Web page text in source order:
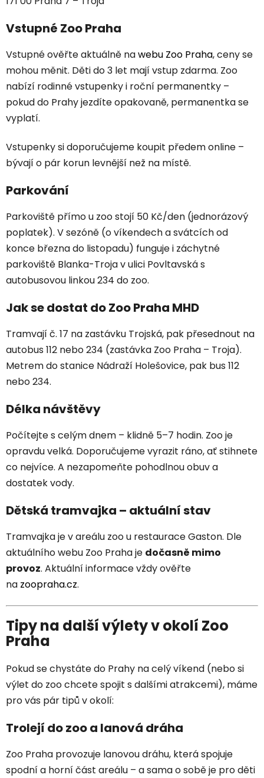
Vstupné Zoo Praha
Vstupné ověřte aktuálně nawebu Zoo Praha, ceny se
mohou měnit. Děti do 3 let mají vstup zdarma. Zoo
nabízí rodinné vstupenky i roční permanentky –
pokud do Prahy jezdíte opakovaně, permanentka se
vyplatí.
Vstupenky si doporučujeme koupit předem online –
bývají o pár korun levnější než na místě.
Parkování
Parkoviště přímo u zoo stojí 50 Kč/den (jednorázový
poplatek). V sezóně (o víkendech a svátcích od
konce března do listopadu) funguje i záchytné
parkoviště Blanka-Troja v ulici Povltavská s
autobusovou linkou 234 do zoo.
Jak se dostat do Zoo Praha MHD
Tramvají č. 17 na zastávku Trojská, pak přesednout na
autobus 112 nebo 234 (zastávka Zoo Praha – Troja).
Metrem do stanice Nádraží Holešovice, pak bus 112
nebo 234.
Délka návštěvy
Počítejte s celým dnem – klidně 5–7 hodin. Zoo je
opravdu velká. Doporučujeme vyrazit ráno, ať stihnete
co nejvíce. A nezapomeňte pohodlnou obuv a
dostatek vody.
Dětská tramvajka – aktuální stav
Tramvajka je v areálu zoo u restaurace Gaston. Dle
aktuálního webu Zoo Praha je dočasně mimo
provoz. Aktuální informace vždy ověřte
na zoopraha.cz.
Tipy na další výlety v okolí Zoo
Praha
Pokud se chystáte do Prahy na celý víkend (nebo si
výlet do zoo chcete spojit s dalšími atrakcemi), máme
pro vás pár tipů v okolí:
Trolejí do zoo a lanová dráha
Zoo Praha provozuje lanovou dráhu, která spojuje
spodní a horní část areálu – a sama o sobě je pro děti